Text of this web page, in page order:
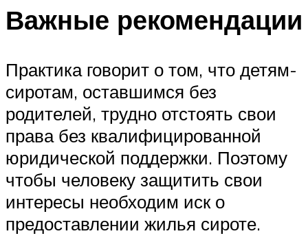
Важные рекомендации
Практика говорит о том, что детям-
сиротам, оставшимся без
родителей, трудно отстоять свои
права без квалифицированной
юридической поддержки. Поэтому
чтобы человеку защитить свои
интересы необходим иск о
предоставлении жилья сироте.